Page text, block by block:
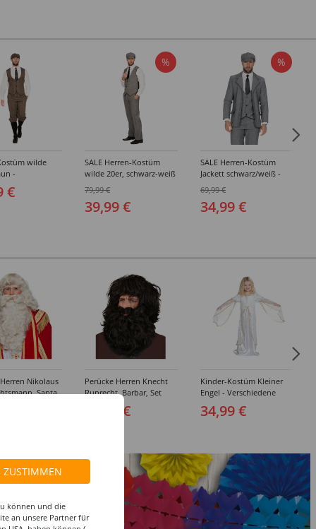
wilde
-
Größen
€
%
SALE Herren-Kostüm
wilde 20er, schwarz-weiß
- Verschiedene Größen
(48-64)
79,99 €
39,99 €
%
SALE Herren-Kostüm
Jackett schwarz/weiß -
Verschiedene Größen
(48-64)
69,99 €
34,99 €
Nikolaus
Santa
Perücke Herren Knecht
Ruprecht, Barbar, Set
Perücke und Bart,
39,99 €
Kinder-Kostüm Kleiner
Engel - Verschiedene
Größen (116-152)
34,99 €
ZUSTIMMEN
können und die
an unsere Partner für